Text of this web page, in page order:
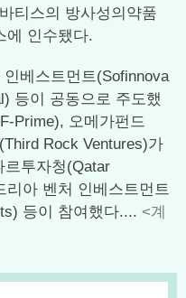
티스의 방사성의약품
에 인수됐다.
베스트먼트(Sofinnova
등이 공동으로 주도했
Prime), 오메가펀드
Rock Ventures)가
르투자청(Qatar
리아 벤처 인베스트먼트
등이 참여했다.... <계